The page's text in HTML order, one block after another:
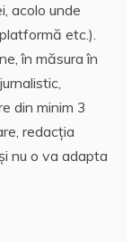
acolo unde
etc.).
în măsura în
din minim 3
redacția
nu o va adapta